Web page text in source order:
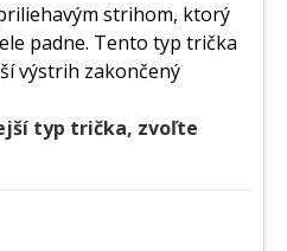
strihom, ktorý
padne. Tento typ trička
výstrih zakončený
typ trička, zvoľte